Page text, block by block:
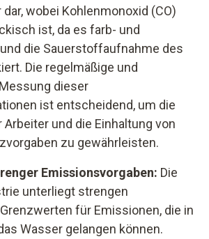
wobei Kohlenmonoxid (CO)
ist, da es farb- und
die Sauerstoffaufnahme des
Die regelmäßige und
dieser
ist entscheidend, um die
Arbeiter und die Einhaltung von
zu gewährleisten.
Emissionsvorgaben: Die
unterliegt strengen
für Emissionen, die in
Wasser gelangen können.